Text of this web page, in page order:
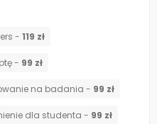
- 119 zł
- 99 zł
na badania - 99 zł
dla studenta - 99 zł